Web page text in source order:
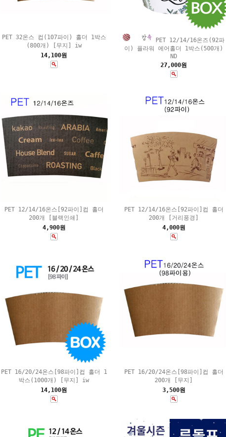
PET 32온스 컵(107파이) 홀더 1박스
(800개) [무지] iw
14,100원
PET 12/14/16온즈(92파
이) 플라워 에어홀더 1박스(500개)
ND
27,000원
PET 12/14/16온스[92파이]컵 홀더
200개 [블랙인쇄]
4,900원
PET 12/14/16온스[92파이]컵 홀더
200개 [거리풍경]
4,000원
PET 16/20/24온스[98파이]컵 홀더 1
박스(1000개) [무지] iw
14,100원
PET 16/20/24온스[98파이]컵 홀더
200개 [무지]
3,500원